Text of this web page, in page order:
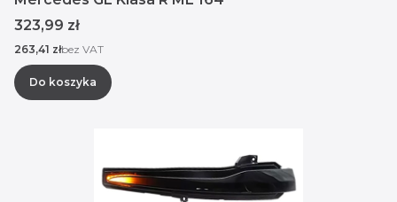
Cena
323,99 zł
Cena
263,41 złbez VAT
Do koszyka